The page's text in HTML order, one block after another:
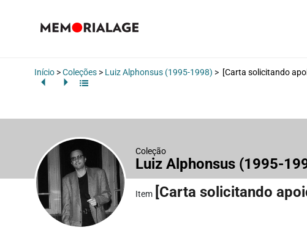
Início >Coleções > Luiz Alphonsus (1995-1998) > [Carta solicitando
Coleção
Luiz Alphonsus (1995-
Item [Carta solicitando